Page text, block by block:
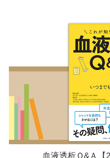
血液透析Ｑ&Ａ【